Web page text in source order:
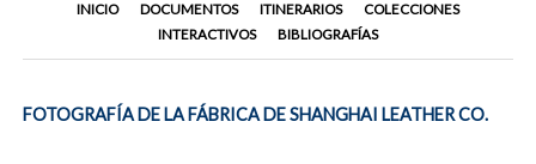
INICIO DOCUMENTOS ITINERARIOS
COLECCIONES
INTERACTIVOS
BIBLIOGRAFÍAS
FOTOGRAFÍA DE LA FÁBRICA DE SHANGHAI LEATHER CO.